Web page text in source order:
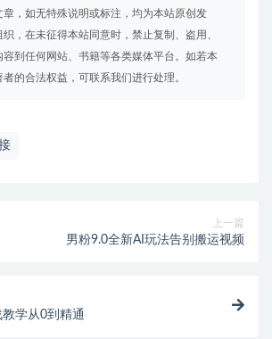
章，如无特殊说明或标注，均为本站原创发
，在未征得本站同意时，禁止复制、盗用、
容到任何网站、书籍等各类媒体平台。如若本
的合法权益，可联系我们进行处理。
上一篇
男粉9.0全新AI玩法告别搬运视频
学从0到精通